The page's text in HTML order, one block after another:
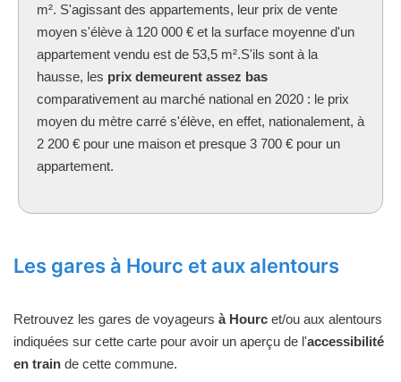
m². S'agissant des appartements, leur prix de vente
moyen s'élève à 120 000 € et la surface moyenne d'un
appartement vendu est de 53,5 m².S'ils sont à la
hausse, les prix demeurent assez bas
comparativement au marché national en 2020 : le prix
moyen du mètre carré s'élève, en effet, nationalement, à
2 200 € pour une maison et presque 3 700 € pour un
appartement.
Les gares à Hourc et aux alentours
Retrouvez les gares de voyageurs à Hourc et/ou aux alentours
indiquées sur cette carte pour avoir un aperçu de l'accessibilité
en train de cette commune.